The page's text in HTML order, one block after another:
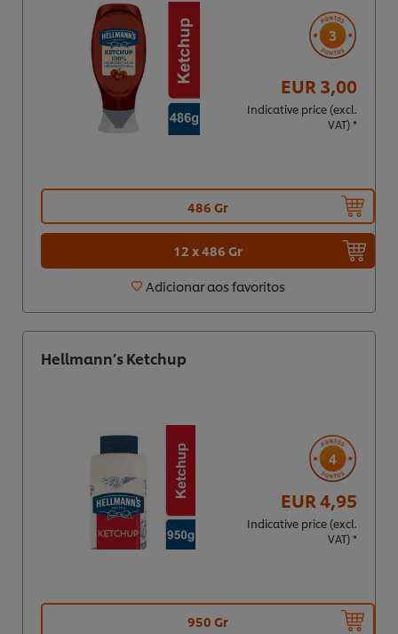
3
Indicative price (excl.
VAT) *
EUR 3,00
486 Gr
12 x 486 Gr
Adicionar aos favoritos
Hellmann’s Ketchup
4
Indicative price (excl.
VAT) *
EUR 4,95
950 Gr